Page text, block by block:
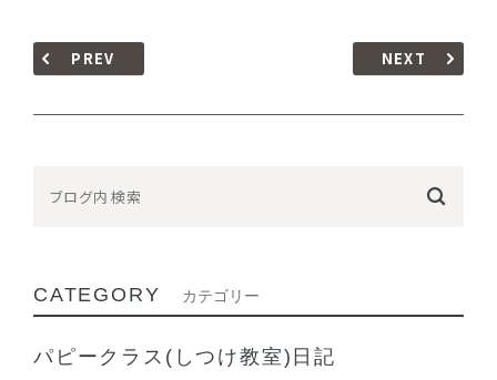
PREV NEXT
CATEGORY カテゴリー
パピークラス(しつけ教室)日記